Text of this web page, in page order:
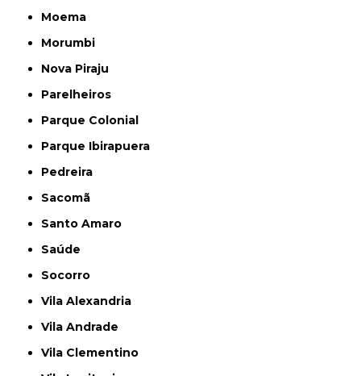
Moema
Morumbi
Nova Piraju
Parelheiros
Parque Colonial
Parque Ibirapuera
Pedreira
Sacomã
Santo Amaro
Saúde
Socorro
Vila Alexandria
Vila Andrade
Vila Clementino